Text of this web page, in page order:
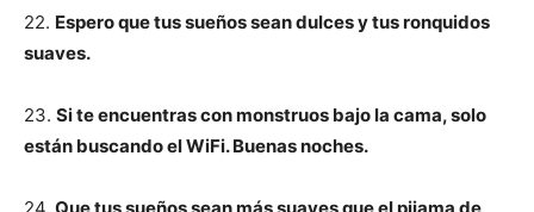
22. Espero que tus sueños sean dulces y tus ronquidos
suaves.
23. Si te encuentras con monstruos bajo la cama, solo
están buscando el WiFi. Buenas noches.